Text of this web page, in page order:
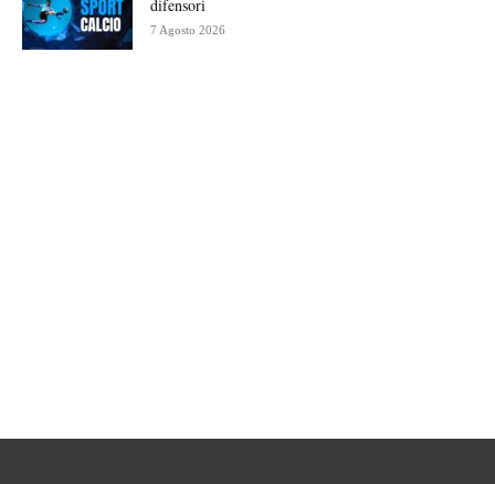
difensori
7 Agosto 2026